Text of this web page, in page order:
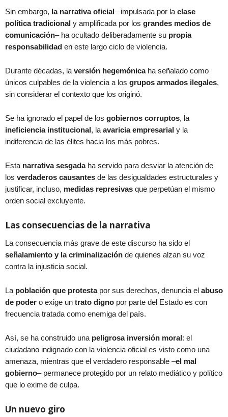
Sin embargo, la narrativa oficial –impulsada por la clase
política tradicional y amplificada por los grandes medios de
comunicación– ha ocultado deliberadamente su propia
responsabilidad en este largo ciclo de violencia.
Durante décadas, la versión hegemónicaha señalado como
únicos culpables de la violencia a los grupos armados ilegales,
sin considerar el contexto que los originó.
Se ha ignorado el papel de los gobiernos corruptos, la
ineficiencia institucional, la avaricia empresarial y la
indiferencia de las élites hacia los más pobres.
Esta narrativa sesgada ha servido para desviar la atención de
los verdaderos causantes de las desigualdades estructurales y
justificar, incluso, medidas represivas que perpetúan el mismo
orden social excluyente.
Las consecuencias de la narrativa
La consecuencia más grave de este discurso ha sido el
señalamiento y la criminalización de quienes alzan su voz
contra la injusticia social.
La población que protestapor sus derechos, denuncia el abuso
de poder o exige un trato digno por parte del Estado es con
frecuencia tratada como enemiga del país.
Así, se ha construido una peligrosa inversión moral: el
ciudadano indignado con la violencia oficial es visto como una
amenaza, mientras que el verdadero responsable –el mal
gobierno– permanece protegido por un relato mediático y político
que lo exime de culpa.
Un nuevo giro